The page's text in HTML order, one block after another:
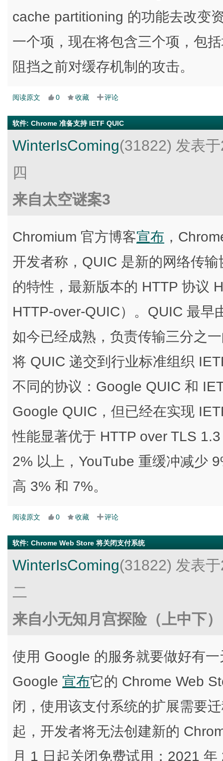
cache partitioning 的功能去改变
一个项，现在将包含三个项，包
阻挡之前对缓存机制的攻击。
阅读原文 0 收藏 评论
软件: Chrome 准备支持 IETF QUIC
WinterIsComing(31822) 发表
四
来自太空谜案3
Chromium 官方博客宣布 ，
开发者称，QUIC 是新的网络传
的特性，最新版本的 HTTP 协议
HTTP-over-QUIC）。QUIC 最
如今已经成熟，负责传输三分之
将 QUIC 递交到行业标准组织
不同的协议：Google QUIC 和
Google QUIC，但已经在实现
性能显著优于 HTTP over TLS
2% 以上，YouTube 重缓冲减少
高 3% 和 7%。
阅读原文 0 收藏 评论
软件: Chrome Web Store 将关闭支付系统
WinterIsComing(31822) 发表
二
来自小无知月宫探险（上中下）
使用 Google 的服务就要做好有
Google 宣布它的 Chrome Web
闭，使用该支付系统的扩展需要
起，开发者将无法创建新的
月 1 日起关闭免费试用；2021